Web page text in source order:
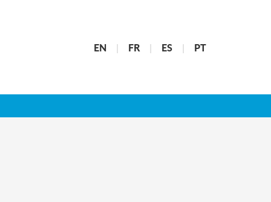
EN | FR | ES | PT